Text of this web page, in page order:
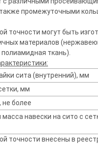
промежуточными
точности могут быть
материалов
полиамидная ткань).
сита (внутренний), мм
мм
не более
навески на сито с
точности внесены в